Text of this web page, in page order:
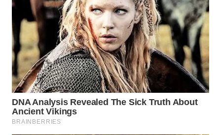
CO ID
WAHANANEWS
NET
WAHANA
SPORT
WAHANA
UMKM